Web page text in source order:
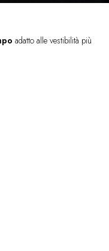
adatto alle vestibilità più